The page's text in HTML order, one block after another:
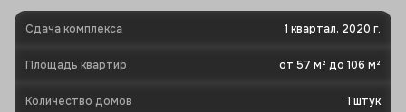
Сдача комплекса 1 квартал, 2020 г.
Площадь квартир от 57 м² до 106 м²
Количество домов 1 штук